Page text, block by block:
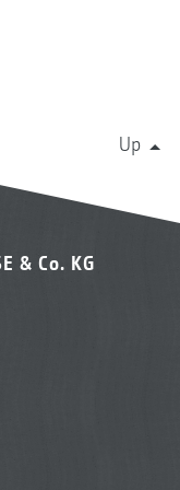
Up
& Co. KG